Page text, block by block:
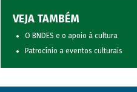
VEJA TAMBÉM
O BNDES e o apoio à cultura
Patrocínio a eventos culturais